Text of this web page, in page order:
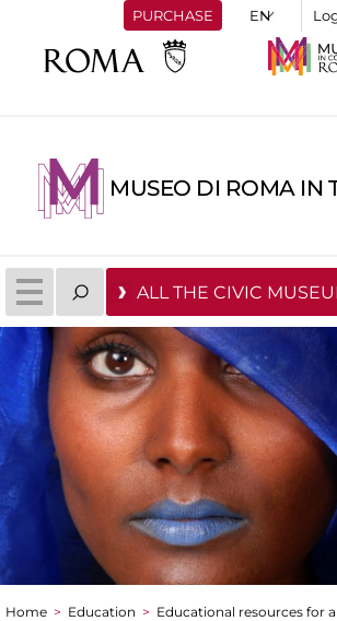
PURCHASE
MUSEO DI ROMA IN
ALL THE CIVIC
Home > Education > Educational resources for